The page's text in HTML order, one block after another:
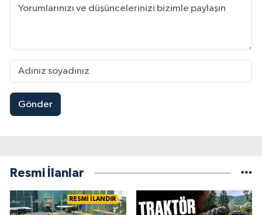
Gönder
Resmi İlanlar
RESMİ İLANDIR